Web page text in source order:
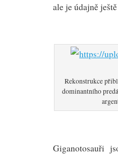
ale je údajně
Rekonstrukce
dominantního
Giganotosauři